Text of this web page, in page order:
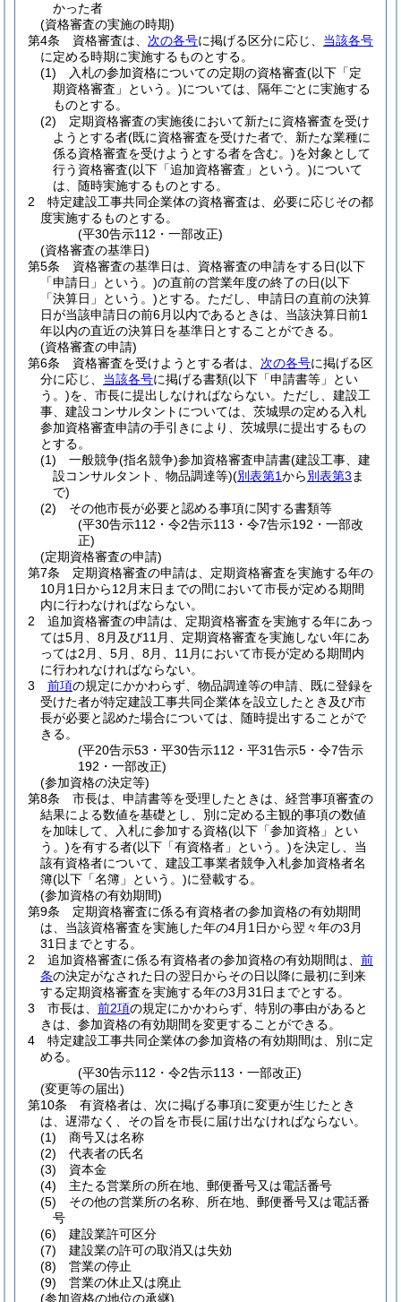
かった者
(資格審査の実施の時期)
第4条
資格審査は、 次の各号に掲げる区分に応じ、 当該各号
に定める時期に実施するものとする。
(1)
入札の参加資格についての定期の資格審査(以下「定
期資格審査」という。)については、隔年ごとに実施する
ものとする。
(2)
定期資格審査の実施後において新たに資格審査を受け
ようとする者(既に資格審査を受けた者で、新たな業種に
係る資格審査を受けようとする者を含む。)を対象として
行う資格審査(以下「追加資格審査」という。)について
は、随時実施するものとする。
2
特定建設工事共同企業体の資格審査は、必要に応じその都
度実施するものとする。
(平30告示112・一部改正)
(資格審査の基準日)
第5条
資格審査の基準日は、資格審査の申請をする日(以下
「申請日」という。)の直前の営業年度の終了の日(以下
「決算日」という。)とする。 ただし、申請日の直前の決算
日が当該申請日の前6月以内であるときは、当該決算日前1
年以内の直近の決算日を基準日とすることができる。
(資格審査の申請)
第6条
資格審査を受けようとする者は、 次の各号に掲げる区
分に応じ、 当該各号に掲げる書類(以下「申請書等」とい
う。)を、市長に提出しなければならない。 ただし、建設工
事、建設コンサルタントについては、茨城県の定める入札
参加資格審査申請の手引きにより、茨城県に提出するもの
とする。
(1)
一般競争(指名競争)参加資格審査申請書(建設工事、建
設コンサルタント、物品調達等)(別表第1から別表第3 ま
で)
(2)
その他市長が必要と認める事項に関する書類等
(平30告示112・令2告示113・令7告示192・一部改
正)
(定期資格審査の申請)
第7条
定期資格審査の申請は、定期資格審査を実施する年の
10月1日から12月末日までの間において市長が定める期間
内に行わなければならない。
2
追加資格審査の申請は、定期資格審査を実施する年にあっ
ては5月、8月及び11月、定期資格審査を実施しない年にあ
っては2月、5月、8月、11月において市長が定める期間内
に行われなければならない。
3
前項の規定にかかわらず、物品調達等の申請、既に登録を
受けた者が特定建設工事共同企業体を設立したとき及び市
長が必要と認めた場合については、随時提出することがで
きる。
(平20告示53・平30告示112・平31告示5・令7告示
192・一部改正)
(参加資格の決定等)
第8条
市長は、申請書等を受理したときは、経営事項審査の
結果による数値を基礎とし、別に定める主観的事項の数値
を加味して、入札に参加する資格(以下「参加資格」とい
う。)を有する者(以下「有資格者」という。)を決定し、当
該有資格者について、建設工事業者競争入札参加資格者名
簿(以下「名簿」という。)に登載する。
(参加資格の有効期間)
第9条
定期資格審査に係る有資格者の参加資格の有効期間
は、当該資格審査を実施した年の4月1日から翌々年の3月
31日までとする。
2
追加資格審査に係る有資格者の参加資格の有効期間は、 前
条の決定がなされた日の翌日からその日以降に最初に到来
する定期資格審査を実施する年の3月31日までとする。
3
市長は、 前2項の規定にかかわらず、特別の事由があると
きは、参加資格の有効期間を変更することができる。
4
特定建設工事共同企業体の参加資格の有効期間は、別に定
める。
(平30告示112・令2告示113・一部改正)
(変更等の届出)
第10条
有資格者は、次に掲げる事項に変更が生じたとき
は、遅滞なく、その旨を市長に届け出なければならない。
(1)
商号又は名称
(2)
代表者の氏名
(3)
資本金
(4)
主たる営業所の所在地、郵便番号又は電話番号
(5)
その他の営業所の名称、所在地、郵便番号又は電話番
号
(6)
建設業許可区分
(7)
建設業の許可の取消又は失効
(8)
営業の停止
(9)
営業の休止又は廃止
(参加資格の地位の承継)